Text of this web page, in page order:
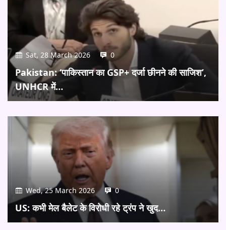
Sat, 28 March 2026 0
Pakistan: ‘पाकिस्तान का GSP+ दर्जा छीनने की साजिश’,
UNHCR में…
Wed, 25 March 2026 0
US: कभी मेल बैलेट के विरोधी रहे ट्रंप ने खुद…